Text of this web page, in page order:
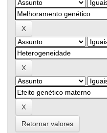
Retornar valores